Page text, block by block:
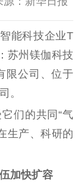
信息公开指南
规
能科技企业T
苏州镁伽科技
限公司、位于
。
们的共同“气
生产、科研的
加快扩容